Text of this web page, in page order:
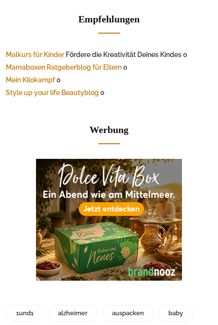
Empfehlungen
Malkurs für Kinder Fördere die Kreativität Deines Kindes 0
Mamaboxen Ratgeberblog für Eltern0
Mein Kilokampf0
Style up your life Beautyblog 0
Werbung
1und1 alzheimer auspacken baby